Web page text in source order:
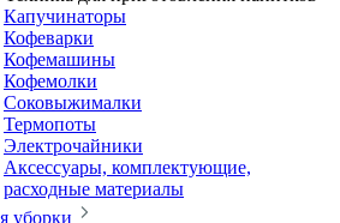
Капучинаторы
Кофеварки
Кофемашины
Кофемолки
Соковыжималки
Термопоты
Электрочайники
Аксессуары, комплектующие,
расходные материалы
уборки